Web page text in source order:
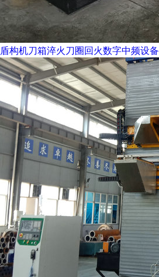
盾构机刀箱淬火刀圈回火数字中频设备